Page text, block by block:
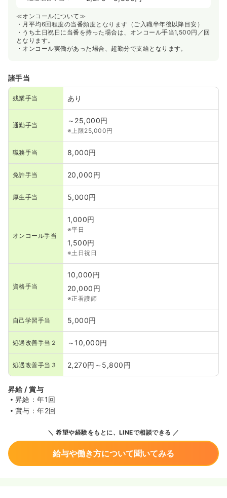
≪オンコールについて≫
・月平均6回程度の当番頻度となります（ご入職半年後以降目安）
・うち土日祝日に当番を持った場合は、オンコール手当1,500円／回
となります。
・オンコール実働があった場合、超勤分で支給となります。
諸手当
残業手当 あり
通勤手当
～25,000円
※上限25,000円
職務手当 8,000円
免許手当 20,000円
厚生手当 5,000円
オンコール手当
1,000円
※平日
1,500円
※土日祝日
資格手当
10,000円
20,000円
※正看護師
自己学習手当 5,000円
処遇改善手当２ ～10,000円
処遇改善手当３ 2,270円～5,800円
昇給 / 賞与
昇給：年1回
賞与：年2回
希望や経験をもとに、LINEで相談できる
給与や働き方について聞いてみる